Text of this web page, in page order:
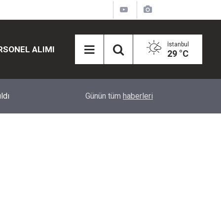
ALIMI İstanbul
29 °C
Eğiti Bir Sen'den Kadınlar İçin Olay Teklif:
Günün tüm haberleri